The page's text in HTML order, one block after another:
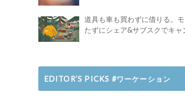
道具も車も買わずに借りる。
たずにシェア&サブスクでキャ
EDITOR’S PICKS #ワーケーション